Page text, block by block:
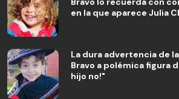
en la que aparece Julia
La dura advertencia de
Bravo a polémica figura
hijo no!"